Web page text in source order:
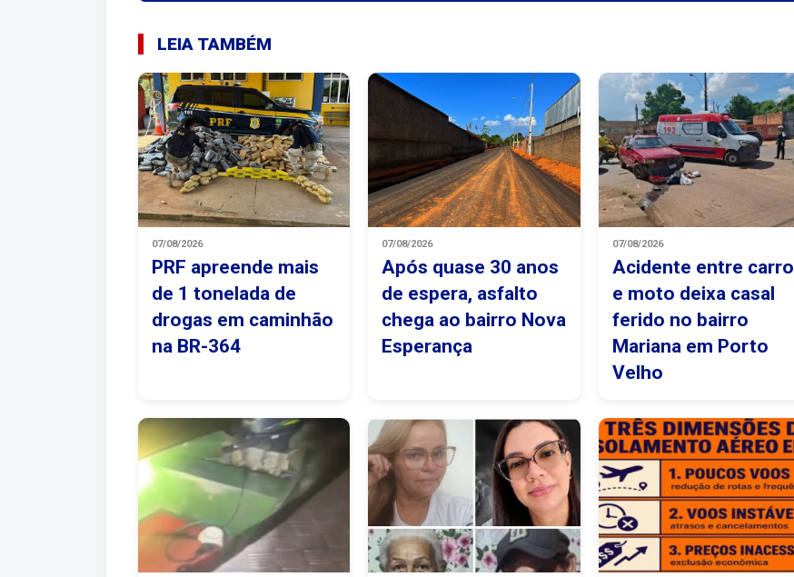
LEIA TAMBÉM
07/08/2026
PRF apreende mais
de 1 tonelada de
drogas em caminhão
na BR-364
07/08/2026
Após quase 30 anos
de espera, asfalto
chega ao bairro Nova
Esperança
07/08/2026
Acidente entre carro
e moto deixa casal
ferido no bairro
Mariana em Porto
Velho